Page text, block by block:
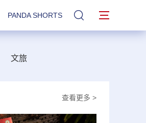
PANDA SHORTS 站内搜索
文旅
查看更多 >